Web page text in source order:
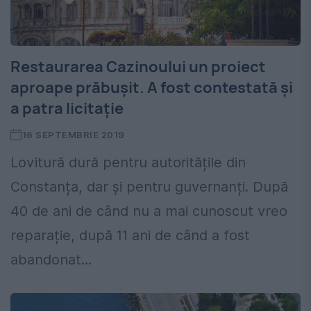
Restaurarea Cazinoului un proiect
aproape prăbușit. A fost contestată și
a patra licitație
16 SEPTEMBRIE 2019
Lovitură dură pentru autoritățile din
Constanța, dar și pentru guvernanți. După
40 de ani de când nu a mai cunoscut vreo
reparație, după 11 ani de când a fost
abandonat...